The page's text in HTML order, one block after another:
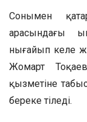
Сонымен
арасындағы
нығайып келе
Жомарт
қызметіне
береке тіледі.